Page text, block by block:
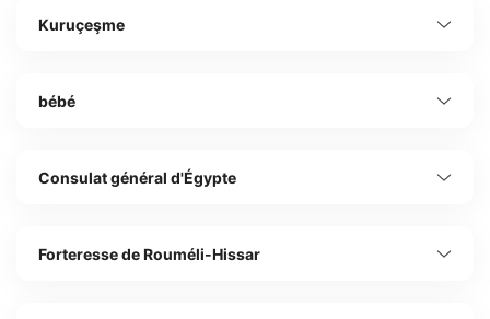
Kuruçeşme
bébé
Consulat général d'Égypte
Forteresse de Rouméli-Hissar